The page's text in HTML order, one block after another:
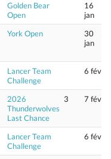
Golden Bear
Open
16
jan
York Open
30
jan
Lancer Team
Challenge
6 fév
2026
Thunderwolves
Last Chance
3 7 fév
Lancer Team
Challenge
6 fév